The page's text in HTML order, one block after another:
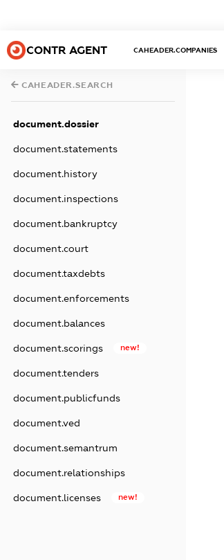
CONTR AGENT CAHEADER.COMPANIES
CAHEADER.SEARCH
document.dossier
document.statements
document.history
document.inspections
document.bankruptcy
document.court
document.taxdebts
document.enforcements
document.balances
document.scorings new!
document.tenders
document.publicfunds
document.ved
document.semantrum
document.relationships
document.licenses new!